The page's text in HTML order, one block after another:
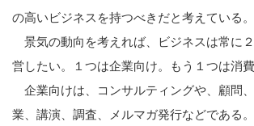
の高いビジネスを持つべきだと考えている。
景気の動向を考えれば、ビジネスは常に
営したい。１つは企業向け。もう１つは消費
企業向けは、コンサルティングや、顧問
業、講演、調査、メルマガ発行などである